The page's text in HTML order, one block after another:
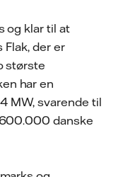
og klar til at
Flak, der er
største
har en
MW, svarende til
danske